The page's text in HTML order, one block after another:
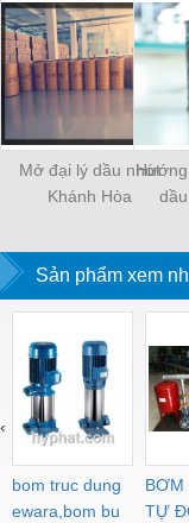
Mở đại lý dầu nhớt
Khánh Hòa
Sản phẩm xem
bom truc dung
ewara,bom bu
BƠM
TỰ
‹